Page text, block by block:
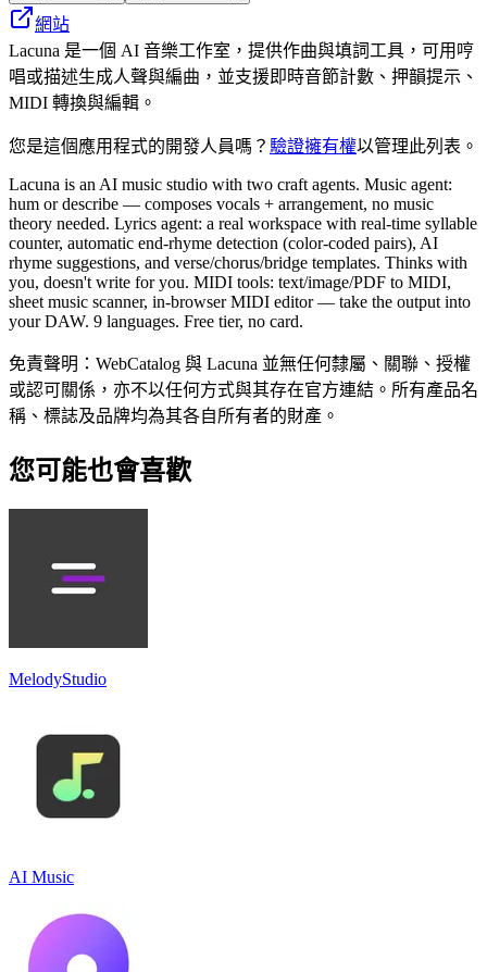
網站
Lacuna 是一個 AI 音樂工作室，提供作曲與填詞工具，可用哼
唱或描述生成人聲與編曲，並支援即時音節計數、押韻提示、
MIDI 轉換與編輯。
您是這個應用程式的開發人員嗎？ 驗證擁有權以管理此列表。
Lacuna is an AI music studio with two craft agents. Music agent:
hum or describe — composes vocals + arrangement, no music
theory needed. Lyrics agent: a real workspace with real-time syllable
counter, automatic end-rhyme detection (color-coded pairs), AI
rhyme suggestions, and verse/chorus/bridge templates. Thinks with
you, doesn't write for you. MIDI tools: text/image/PDF to MIDI,
sheet music scanner, in-browser MIDI editor — take the output into
your DAW. 9 languages. Free tier, no card.
免責聲明：WebCatalog 與 Lacuna 並無任何隸屬、關聯、授權
或認可關係，亦不以任何方式與其存在官方連結。所有產品名
稱、標誌及品牌均為其各自所有者的財產。
您可能也會喜歡
MelodyStudio
AI Music